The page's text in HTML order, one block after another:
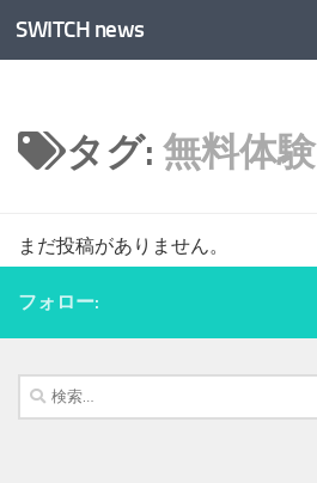
コンテンツへスキップ
SWITCH news
タグ: 無料体験
まだ投稿がありません。
フォロー:
検
索: